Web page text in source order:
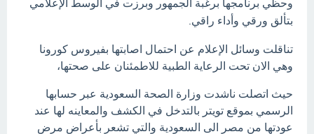
وحظي برنامجها برغبة الجمهور وبرزت في الوسط الإعلامي
بتألق ورقي وأداء راقي.
تناقلت وسائل الإعلام عن احتمال اصابتها بفيروس كورونا
وهي الان تحت الرعاية الطبية للاطمئنان على صحتها،
حيث اتصلت ناشدت وزارة الصحة السعودية عبر حسابها
الرسمي بموقع تويتر بالتدخل في الكشف والمعاينه لها عند
عودتها من مصر الى السعودية والتي تشعر بأعراض مرض